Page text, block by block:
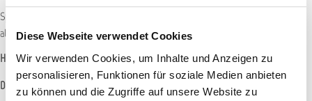
Diese Webseite verwendet Cookies
Wir verwenden Cookies, um Inhalte und Anzeigen zu
personalisieren, Funktionen für soziale Medien anbieten
zu können und die Zugriffe auf unsere Website zu
Sportliche Effektlackierung der Bremssättel an Automobilen und Motorrädern
aller Art; besonders wirkungsvoll in Verbindung m…
Hersteller-Informationen
Datenblätter